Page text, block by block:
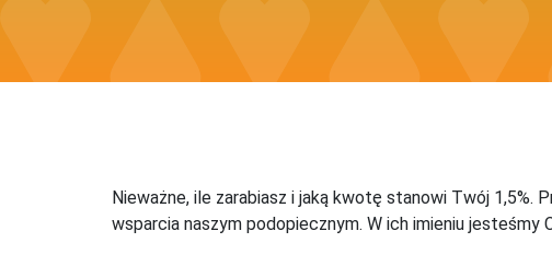
Nieważne, ile zarabiasz i jaką kwotę stanowi Twój 1,5%.
wsparcia naszym podopiecznym. W ich imieniu jesteśmy